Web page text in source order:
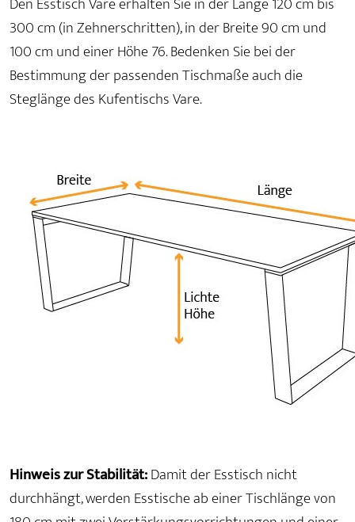
300 cm (in Zehnerschritten), in der Breite 90 cm und
100 cm und einer Höhe 76. Bedenken Sie bei der
Bestimmung der passenden Tischmaße auch die
Steglänge des Kufentischs Vare.
Hinweis zur Stabilität:Damit der Esstisch nicht
durchhängt, werden Esstische ab einer Tischlänge von